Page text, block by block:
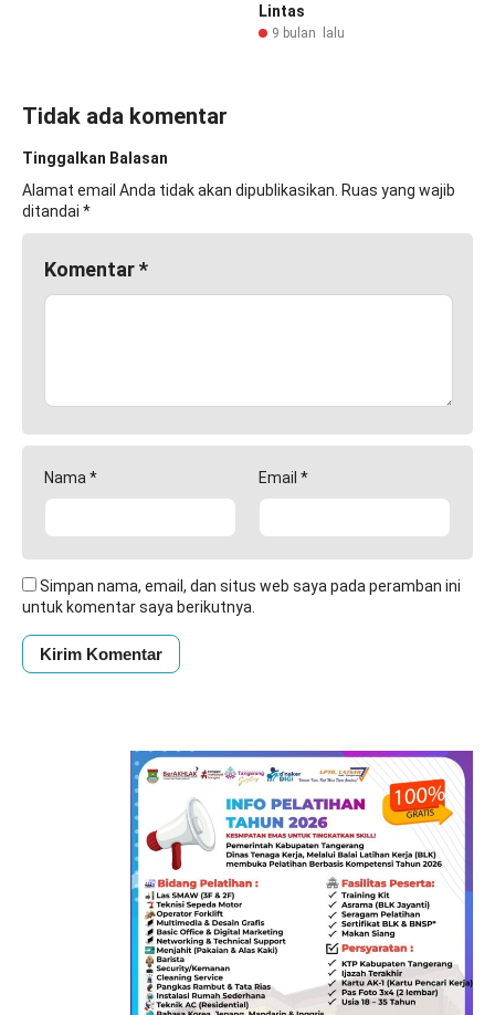
Lintas
9 bulan lalu
Tidak ada komentar
Tinggalkan Balasan
Alamat email Anda tidak akan dipublikasikan. Ruas yang wajib
ditandai *
Komentar*
Nama * Email *
Simpan nama, email, dan situs web saya pada peramban ini
untuk komentar saya berikutnya.